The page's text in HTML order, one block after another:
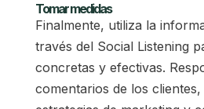
Tomar medidas
Finalmente, utiliza la
través del Social Listening
concretas y efectivas.
comentarios de los clientes,